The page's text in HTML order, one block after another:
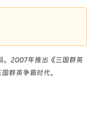
。2007年推出《三国群英
群英争霸时代。